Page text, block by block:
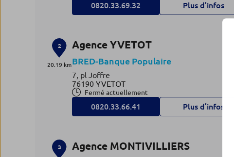
0820.33.69.32 Plus d’infos
2
20.19 km
Agence YVETOT
BRED-Banque Populaire
7, pl Joffre
76190 YVETOT
Fermé actuellement
0820.33.66.41 Plus d’infos
3 Agence MONTIVILLIERS